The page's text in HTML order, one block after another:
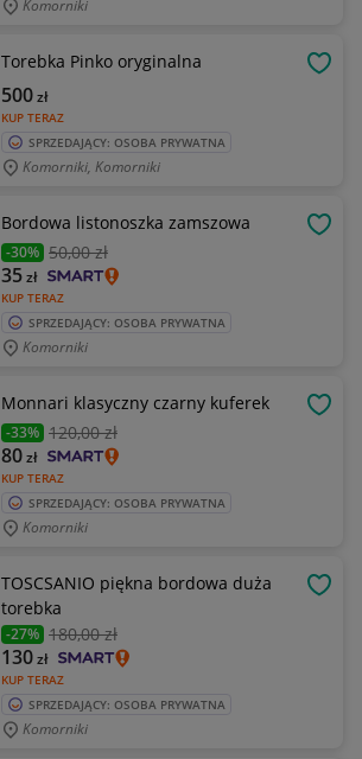
Komorniki
Torebka Pinko oryginalna
KUP TERAZ
500zł
SPRZEDAJĄCY: OSOBA PRYWATNA
Komorniki, Komorniki
Bordowa listonoszka zamszowa
-30% 50,00 zł
KUP TERAZ
35zł
SPRZEDAJĄCY: OSOBA PRYWATNA
Komorniki
Monnari klasyczny czarny kuferek
-33% 120,00 zł
KUP TERAZ
80zł
SPRZEDAJĄCY: OSOBA PRYWATNA
Komorniki
TOSCSANIO piękna bordowa duża
torebka
-27% 180,00 zł
KUP TERAZ
130zł
SPRZEDAJĄCY: OSOBA PRYWATNA
Komorniki